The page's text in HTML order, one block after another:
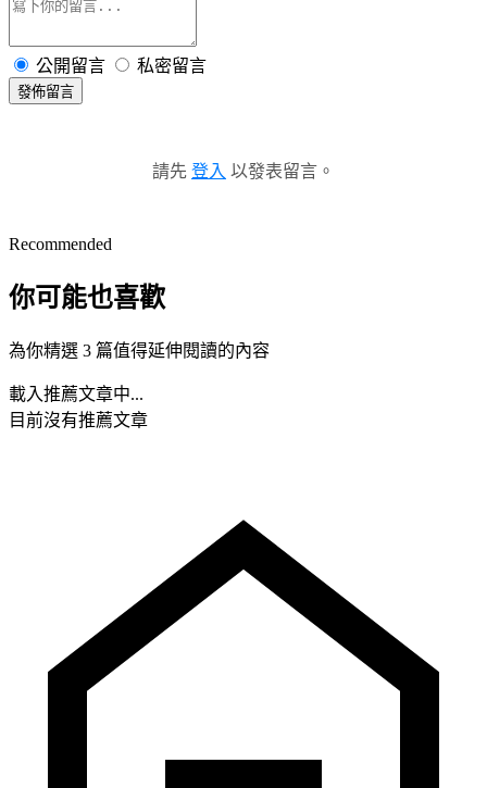
公開留言 私密留言
發佈留言
請先 登入 以發表留言。
Recommended
你可能也喜歡
為你精選 3 篇值得延伸閱讀的內容
載入推薦文章中...
目前沒有推薦文章